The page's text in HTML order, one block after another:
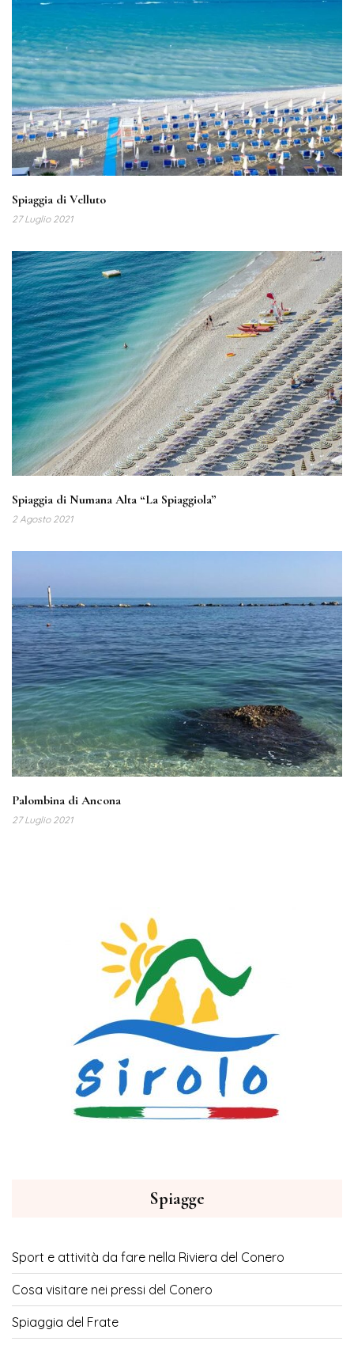
Spiaggia di Velluto
27 Luglio 2021
Spiaggia di Numana Alta “La Spiaggiola”
2 Agosto 2021
Palombina di Ancona
27 Luglio 2021
Spiagge
Sport e attività da fare nella Riviera del Conero
Cosa visitare nei pressi del Conero
Spiaggia del Frate